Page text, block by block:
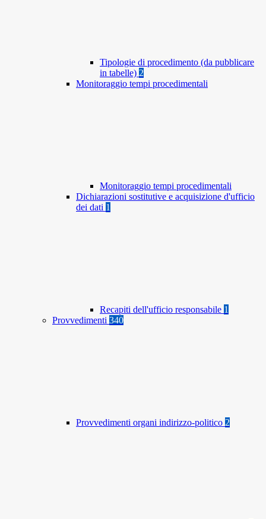
Tipologie di procedimento (da pubblicare
in tabelle) 2
Monitoraggio tempi procedimentali
Monitoraggio tempi procedimentali
Dichiarazioni sostitutive e acquisizione d'ufficio
dei dati 1
Recapiti dell'ufficio responsabile 1
Provvedimenti 340
Provvedimenti organi indirizzo-politico 2